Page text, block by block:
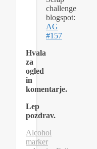
challenge
blogspot:
AG
#157
Hvala
za
ogled
in
komentarje.
Lep
pozdrav.
Alcohol
marker